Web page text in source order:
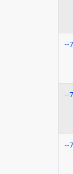
--
--
--